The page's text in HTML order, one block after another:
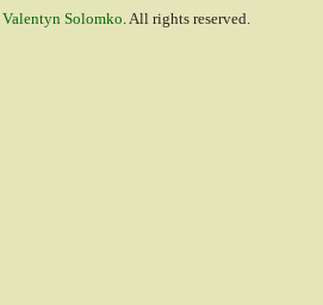
Valentyn Solomko. All rights reserved.